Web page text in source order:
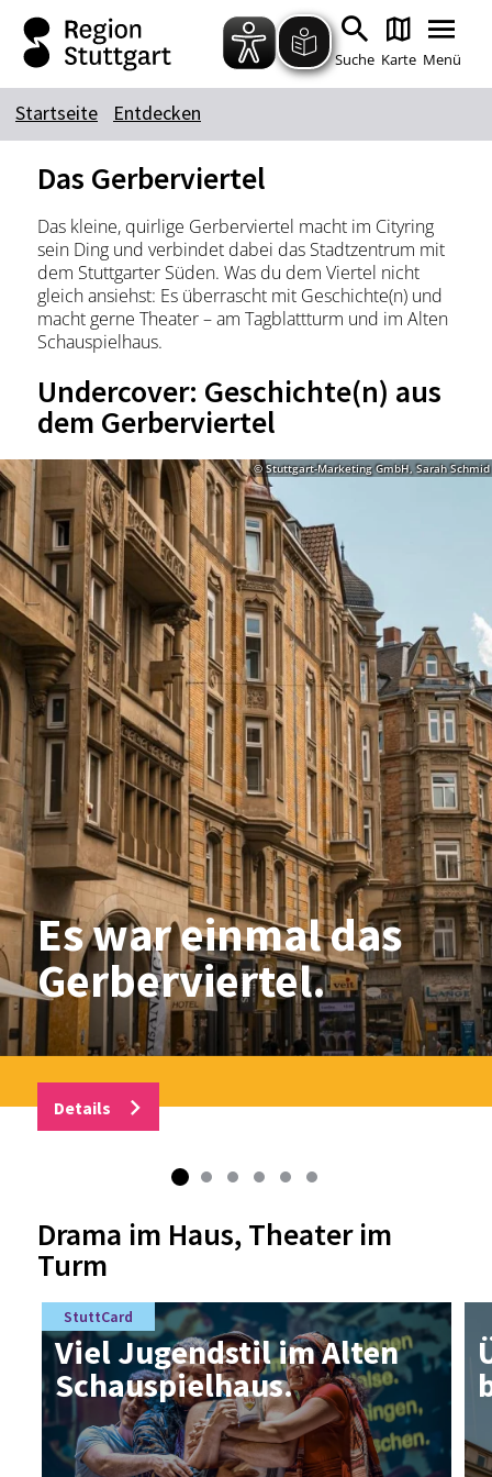
Zum Hauptinhalt springen
Zur Suche springen
Zur Hauptnavigation
Zum Footer springen
Suche Karte Menü
Suchbegriff
Das könnte Sie interessieren
Stadtführungen
Tickets
Citytour
Übernachtung
Erlebnisse
Wein
Automobil
Kultur
Feste & Highlights
Startseite Entdecken
Das Gerberviertel
Das kleine, quirlige Gerberviertel macht im Cityring
sein Ding und verbindet dabei das Stadtzentrum mit
dem Stuttgarter Süden. Was du dem Viertel nicht
gleich ansiehst: Es überrascht mit Geschichte(n) und
macht gerne Theater – am Tagblattturm und im Alten
Schauspielhaus.
Undercover: Geschichte(n) aus
dem Gerberviertel
© Stuttgart-Marketing GmbH, Sarah Schmid
Es war ein­mal das
Ger­ber­vier­tel.
Details
Drama im Haus, Theater im
Turm
Viel Ju­gend­stil im Al­ten
Schau­spiel­haus.
StuttCard